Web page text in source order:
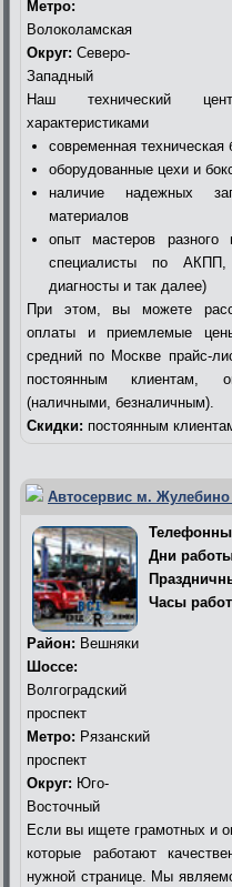
Метро:
Волоколамская
Округ: Северо-
Западный
Наш технический
характеристиками
современная техническая
оборудованные цехи и
наличие надежных
материалов
опыт мастеров разного
специалисты по
диагносты и так далее)
При этом, вы можете
оплаты и приемлемые
средний по Москве прайс-
постоянным клиентам,
(наличными, безналичным).
Скидки: постоянным
Автосервис м.
Дни
Часы
Район: Вешняки
Шоссе:
Волгоградский
проспект
Метро: Рязанский
проспект
Округ: Юго-
Восточный
Если вы ищете грамотных и
которые работают
нужной странице. Мы